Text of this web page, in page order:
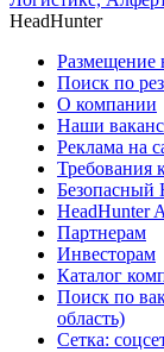
HeadHunter
Размещение
Поиск по
О компании
Наши
Реклама на
Требования
Безопасный
HeadHunter
Партнерам
Инвесторам
Каталог
Поиск по
область)
Сетка: